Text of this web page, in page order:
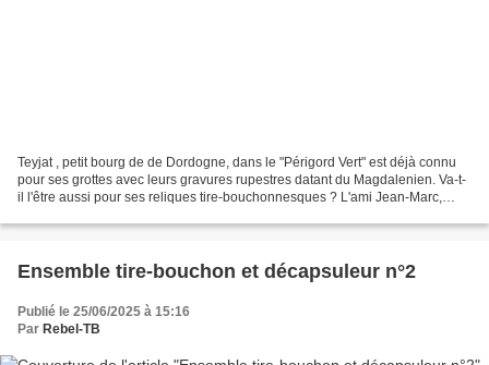
Teyjat , petit bourg de de Dordogne, dans le "Périgord Vert" est déjà connu
pour ses grottes avec leurs gravures rupestres datant du Magdalenien. Va-t-
il l'être aussi pour ses reliques tire-bouchonnesques ? L'ami Jean-Marc,
Ensemble tire-bouchon et décapsuleur n°2
Publié le 25/06/2025 à 15:16
Par Rebel-TB